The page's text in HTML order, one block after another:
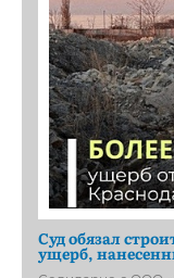
Суд обязал
ущерб,